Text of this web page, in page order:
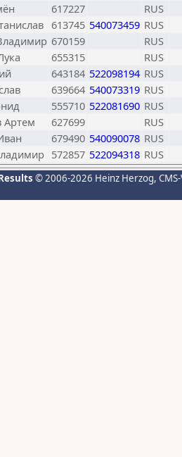
617227
RUS
613745 540073459 RUS
670159
RUS
655315
RUS
643184 522098194 RUS
639664 540073319 RUS
555710 522081690 RUS
Артем 627699
RUS
679490 540090078 RUS
572857 522094318 RUS
© 2006-2026 Heinz Herzog,